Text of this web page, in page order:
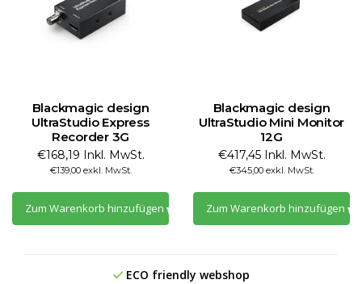
Blackmagic design
UltraStudio Express
Recorder 3G
€168,19 Inkl. MwSt.
€139,00 exkl. MwSt.
Zum Warenkorb hinzufügen
Blackmagic design
UltraStudio Mini Monitor
12G
€417,45 Inkl. MwSt.
€345,00 exkl. MwSt.
Zum Warenkorb hinzufügen
ECO friendly webshop